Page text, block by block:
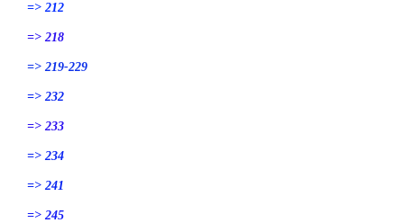
=> 212
=> 218
=> 219-229
=> 232
=> 233
=> 234
=> 241
=> 245